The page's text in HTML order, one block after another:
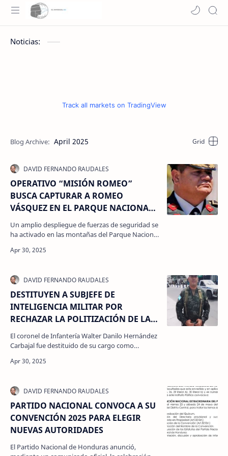
Noticias:
Track all markets on TradingView
April 2025
OPERATIVO “MISIÓN ROMEO”
BUSCA CAPTURAR A ROMEO
VÁSQUEZ EN EL PARQUE NACIONAL
CELAQUE
Un amplio despliegue de fuerzas de seguridad se
ha activado en las montañas del Parque Nacional
Esta…
DESTITUYEN A SUBJEFE DE
INTELIGENCIA MILITAR POR
RECHAZAR LA POLITIZACIÓN DE LAS
FUERZAS ARMADAS
El coronel de Infantería Walter Danilo Hernández
Carbajal fue destituido de su cargo como
Fuerzas …
PARTIDO NACIONAL CONVOCA A SU
CONVENCIÓN 2025 PARA ELEGIR
NUEVAS AUTORIDADES
El Partido Nacional de Honduras anunció,